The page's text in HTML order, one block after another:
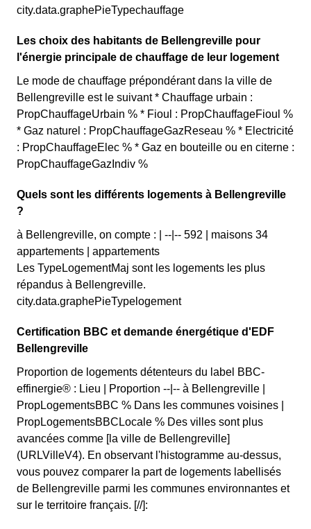
city.data.graphePieTypechauffage
Les choix des habitants de Bellengreville pour
l'énergie principale de chauffage de leur logement
Le mode de chauffage prépondérant dans la ville de
Bellengreville est le suivant * Chauffage urbain :
PropChauffageUrbain % * Fioul : PropChauffageFioul %
* Gaz naturel : PropChauffageGazReseau % * Electricité
: PropChauffageElec % * Gaz en bouteille ou en citerne :
PropChauffageGazIndiv %
Quels sont les différents logements à Bellengreville
?
à Bellengreville, on compte : | --|-- 592 | maisons 34
appartements | appartements
Les TypeLogementMaj sont les logements les plus
répandus à Bellengreville.
city.data.graphePieTypelogement
Certification BBC et demande énergétique d'EDF
Bellengreville
Proportion de logements détenteurs du label BBC-
effinergie® : Lieu | Proportion --|-- à Bellengreville |
PropLogementsBBC % Dans les communes voisines |
PropLogementsBBCLocale % Des villes sont plus
avancées comme [la ville de Bellengreville]
(URLVilleV4). En observant l'histogramme au-dessus,
vous pouvez comparer la part de logements labellisés
de Bellengreville parmi les communes environnantes et
sur le territoire français. [//]: